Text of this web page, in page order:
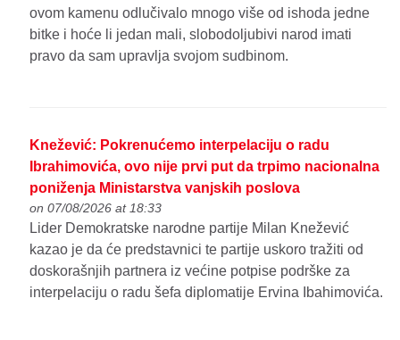
ovom kamenu odlučivalo mnogo više od ishoda jedne
bitke i hoće li jedan mali, slobodoljubivi narod imati
pravo da sam upravlja svojom sudbinom.
Knežević: Pokrenućemo interpelaciju o radu
Ibrahimovića, ovo nije prvi put da trpimo nacionalna
poniženja Ministarstva vanjskih poslova
on 07/08/2026 at 18:33
Lider Demokratske narodne partije Milan Knežević
kazao je da će predstavnici te partije uskoro tražiti od
doskorašnjih partnera iz većine potpise podrške za
interpelaciju o radu šefa diplomatije Ervina Ibahimovića.